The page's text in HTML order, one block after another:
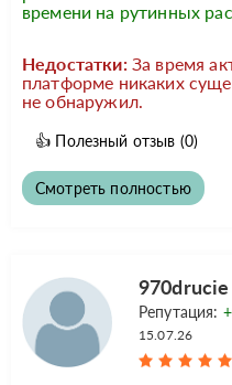
времени на рутинных
Недостатки: За время
платформе никаких
не обнаружил.
👍 Полезный отзыв (0)
Смотреть полностью
970drucie
Репутация:
15.07.26